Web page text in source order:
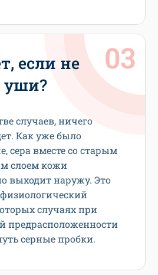
если не
уши?
случаев, ничего
Как уже было
сера вместе со старым
слоем кожи
выходит наружу. Это
случаях при
предрасположенности
серные пробки.